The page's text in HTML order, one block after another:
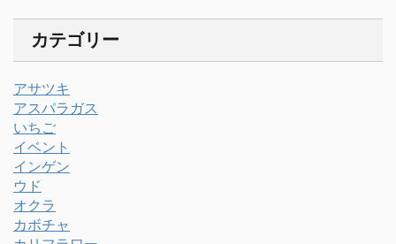
カテゴリー
アサツキ
アスパラガス
いちご
イベント
インゲン
ウド
オクラ
カボチャ